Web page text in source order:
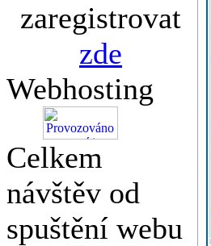
zaregistrovat
zde
Webhosting
Celkem
návštěv od
spuštění webu